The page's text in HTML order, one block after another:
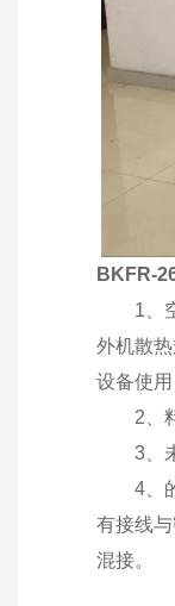
BKFR-
1、空
外机散
设备使
2、料
3、未
4、的
有接线
混接。